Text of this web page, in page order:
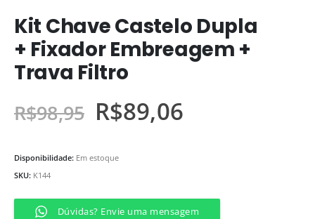
Kit Chave Castelo Dupla
+ Fixador Embreagem +
Trava Filtro
R$98,95 R$89,06
Disponibilidade: Em estoque
SKU: K144
Dúvidas? Envie uma mensagem